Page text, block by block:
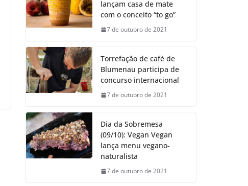
lançam casa de mate
com o conceito “to go”
7 de outubro de 2021
Torrefação de café de
Blumenau participa de
concurso internacional
7 de outubro de 2021
Dia da Sobremesa
(09/10): Vegan Vegan
lança menu vegano-
naturalista
7 de outubro de 2021